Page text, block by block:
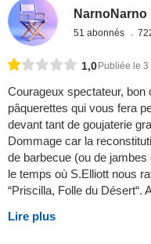
NarnoNarno
51 abonnés
1,0 Publiée le
Courageux spectateur, bon
pâquerettes qui vous fera
devant tant de goujaterie
Dommage car la
de barbecue (ou de jambes
le temps où S.Elliott nous
“Priscilla, Folle du Désert“.
Lire plus